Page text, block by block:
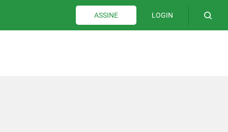
ASSINE LOGIN